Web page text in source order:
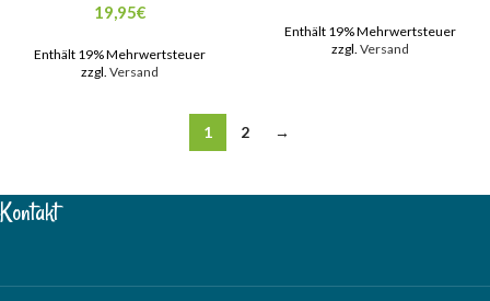
19,95€
Enthält 19% Mehrwertsteuer
zzgl. Versand
Enthält 19% Mehrwertsteuer
zzgl. Versand
1 2 →
Kontakt